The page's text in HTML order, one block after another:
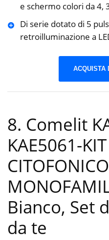
e schermo colori da 4,
Di serie dotato di 5
retroilluminazione a
ACQUISTA
8. Comelit
KAE5061-KIT
CITOFONICO
Bianco, Set
da te